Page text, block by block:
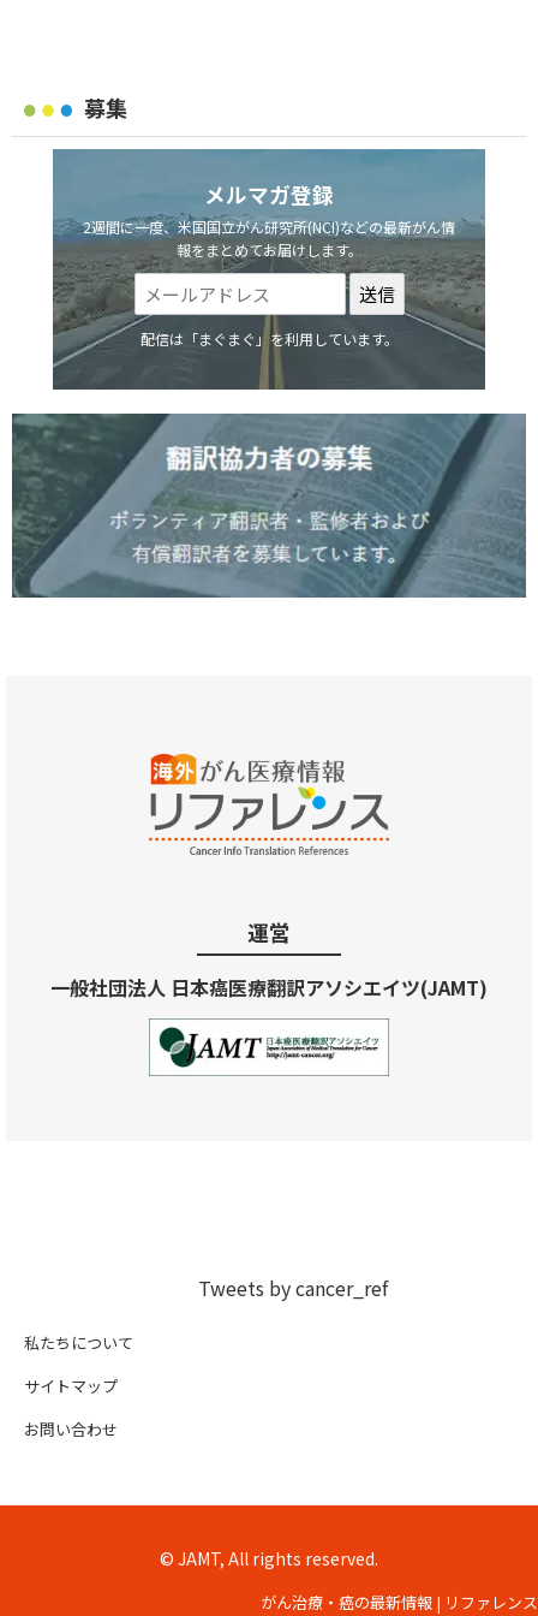
募集
メルマガ登録
2週間に一度、米国国立がん研究所(NCI)などの最新がん情
報をまとめてお届けします。
配信は「まぐまぐ」を利用しています。
運営
一般社団法人 日本癌医療翻訳アソシエイツ(JAMT)
Tweets by cancer_ref
私たちについて
サイトマップ
お問い合わせ
© JAMT, All rights reserved.
がん治療・癌の最新情報 | リファレンス